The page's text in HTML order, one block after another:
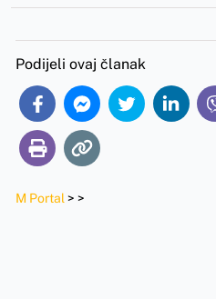
Podijeli ovaj članak
M Portal > >